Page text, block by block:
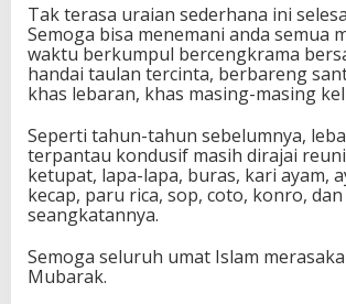
Tak terasa uraian sederhana ini
Semoga bisa menemani anda semua
waktu berkumpul bercengkrama
handai taulan tercinta, berbareng
khas lebaran, khas masing-masing
Seperti tahun-tahun sebelumnya,
terpantau kondusif masih dirajai
ketupat, lapa-lapa, buras, kari ayam,
kecap, paru rica, sop, coto, konro,
seangkatannya.
Semoga seluruh umat Islam
Mubarak.